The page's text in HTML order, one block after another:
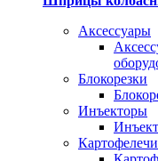
Аксессуары
Блокорезки
Инъекторы